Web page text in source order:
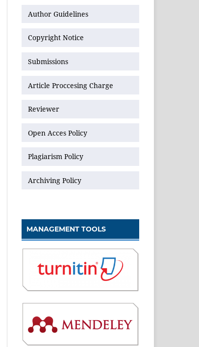
Author Guidelines
Copyright Notice
Submissions
Article Proccesing Charge
Reviewer
Open Acces Policy
Plagiarism Policy
Archiving Policy
MANAGEMENT TOOLS